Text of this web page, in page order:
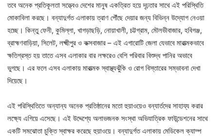
তবে অনেক প্রতিকূলতা সত্ত্বেও দেশের মানুষ একত্রিত হয়ে দৃঢ়তার সাথে এই পরিস্থিতি
মোকাবিলা করছে। বন্যাদুর্গত এলাকায় ত্রাণ পৌঁছে দেয়ার জন্য বিভিন্ন উদ্যোগ নেওয়া
হচ্ছে। কিন্তু ফেনী, কুমিল্লা, খাগড়াছড়ি, নোয়াখালী, চট্টগ্রাম, মৌলভীবাজার, হবিগঞ্জ,
ব্রাহ্মণবাড়িয়া, সিলেট, লক্ষ্মীপুর ও কক্সবাজার – এই এগারোটি জেলা যেভাবে মারাত্মকভাবে
ক্ষতিগ্রস্ত হয় তাতে এসব এলাকার বার লক্ষরেও বেশি পরিবার বিশুদ্ধ পানির অভাবে
ভুগছে। এর ফলে এসব এলাকায় মারাত্মক স্বাস্থ্যঝুঁকি ও রোগ বিস্তারের সম্ভাবনা দেখা
দিয়েছে।
এই পরিস্থিতিতে অন্যান্য অনেক প্রতিষ্ঠানের মতো হুয়াওয়েও বন্যার্তদের সাহায্য করার
লক্ষ্যে এগিয়ে এসেছে। এই উদ্দেশ্যে অলাভজনক সংস্থা অভিযাত্রিক ফাউন্ডেশনের সাথে
একটি সমঝোতা চুক্তি স্বাক্ষর করেছে হুয়াওয়ে। বন্যাদুর্গত এলাকায় মেডিকেল ক্যাম্প